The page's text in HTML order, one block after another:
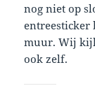
nog niet op
entreesticker
muur. Wij
ook zelf.